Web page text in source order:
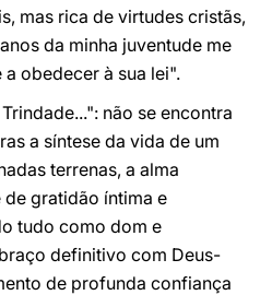
mas rica de virtudes cristãs,
da minha juventude me
a obedecer à sua lei".
não se encontra
a síntese da vida de um
terrenas, a alma
gratidão íntima e
tudo como dom e
definitivo com Deus-
de profunda confiança